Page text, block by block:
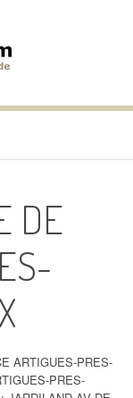
DE
ARTIGUES-PRES-
PRES-